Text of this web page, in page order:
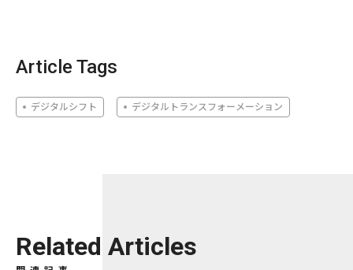
Article Tags
デジタルシフト デジタルトランスフォーメーション
Related Articles